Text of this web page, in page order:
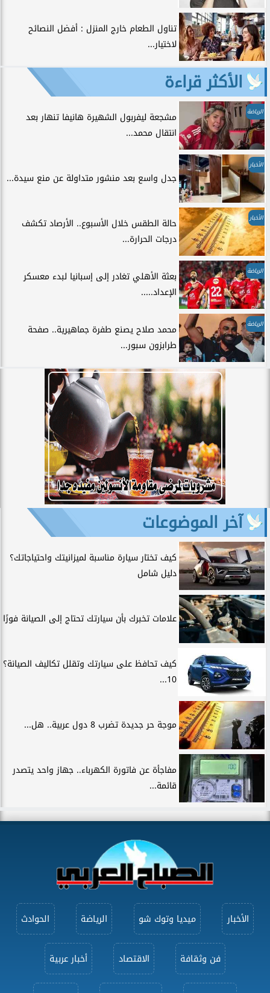
تناول الطعام خارج المنزل : أفضل النصائح
لاختيار...
الأكثر قراءة
الرياضة
مشجعة ليفربول الشهيرة هانيفا تنهار بعد
انتقال محمد...
الأخبار
جدل واسع بعد منشور متداولة عن منع سيدة...
الأخبار
حالة الطقس خلال الأسبوع.. الأرصاد تكشف
درجات الحرارة...
الرياضة
بعثة الأهلي تغادر إلى إسبانيا لبدء معسكر
الإعداد.....
الرياضة
محمد صلاح يصنع طفرة جماهيرية.. صفحة
طرابزون سبور...
آخر الموضوعات
كيف تختار سيارة مناسبة لميزانيتك واحتياجاتك؟
دليل شامل
علامات تخبرك بأن سيارتك تحتاج إلى الصيانة فورًا
كيف تحافظ على سيارتك وتقلل تكاليف الصيانة؟
10...
موجة حر جديدة تضرب 8 دول عربية.. هل...
مفاجأة عن فاتورة الكهرباء.. جهاز واحد يتصدر
قائمة...
الأخبار ميديا وتوك شو الرياضة الحوادث
فن وثقافة الاقتصاد أخبار عربية